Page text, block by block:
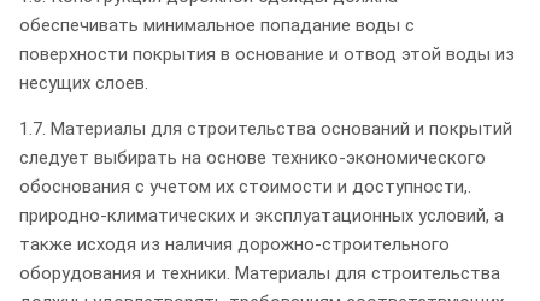
обеспечивать минимальное попадание воды с
поверхности покрытия в основание и отвод этой воды из
несущих слоев.
1.7. Материалы для строительства оснований и покрытий
следует выбирать на основе технико-экономического
обоснования с учетом их стоимости и доступности,.
природно-климатических и эксплуатационных условий, а
также исходя из наличия дорожно-строительного
оборудования и техники. Материалы для строительства